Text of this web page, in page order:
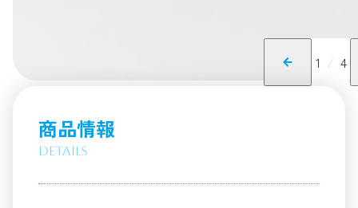
商品情報
Details
1 / 4